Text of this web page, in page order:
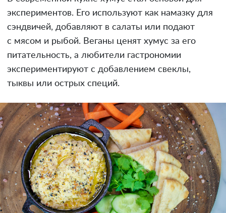
экспериментов. Его используют как намазку для
сэндвичей, добавляют в салаты или подают
с мясом и рыбой. Веганы ценят хумус за его
питательность, а любители гастрономии
экспериментируют с добавлением свеклы,
тыквы или острых специй.